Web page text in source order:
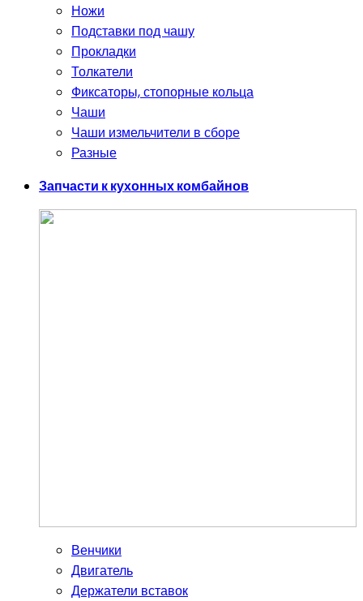
Ножи
Подставки под чашу
Прокладки
Толкатели
Фиксаторы, стопорные кольца
Чаши
Чаши измельчители в сборе
Разные
Запчасти к кухонных комбайнов
Венчики
Двигатель
Держатели вставок